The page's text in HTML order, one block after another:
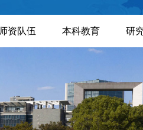
资队伍 本科教育 研